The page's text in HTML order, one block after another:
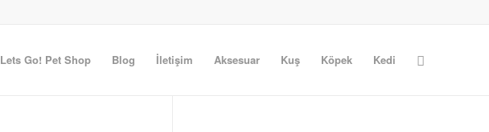
Lets Go! Pet Shop Blog İletişim Aksesuar Kuş Köpek Kedi